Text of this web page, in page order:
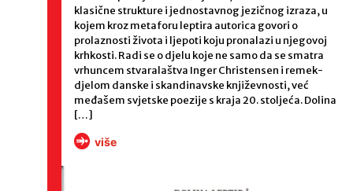
klasične strukture i jednostavnog jezičnog izraza, u
kojem kroz metaforu leptira autorica govori o
prolaznosti života i ljepoti koju pronalazi u njegovoj
krhkosti. Radi se o djelu koje ne samo da se smatra
vrhuncem stvaralaštva Inger Christensen i remek-
djelom danske i skandinavske književnosti, već
međašem svjetske poezije s kraja 20. stoljeća. Dolina
[…]
više